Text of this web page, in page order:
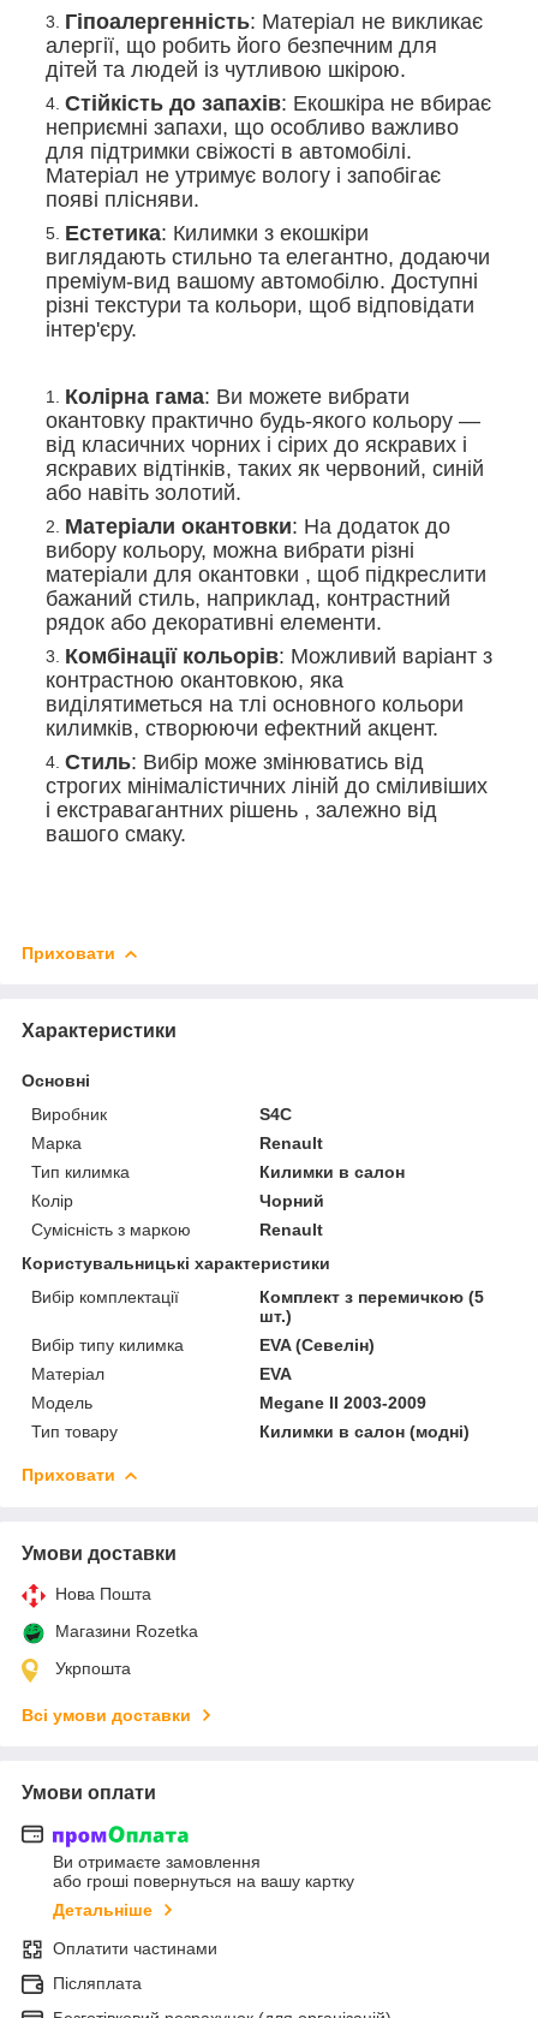
Гіпоалергенність: Матеріал не викликає
алергії, що робить його безпечним для
дітей та людей із чутливою шкірою.
Стійкість до запахів: Екошкіра не вбирає
неприємні запахи, що особливо важливо
для підтримки свіжості в автомобілі.
Матеріал не утримує вологу і запобігає
появі плісняви.
Естетика: Килимки з екошкіри
виглядають стильно та елегантно, додаючи
преміум-вид вашому автомобілю. Доступні
різні текстури та кольори, щоб відповідати
інтер'єру.
Колірна гама: Ви можете вибрати
окантовку практично будь-якого кольору —
від класичних чорних і сірих до яскравих і
яскравих відтінків, таких як червоний, синій
або навіть золотий.
Матеріали окантовки: На додаток до
вибору кольору, можна вибрати різні
матеріали для окантовки , щоб підкреслити
бажаний стиль, наприклад, контрастний
рядок або декоративні елементи.
Комбінації кольорів: Можливий варіант з
контрастною окантовкою, яка
виділятиметься на тлі основного кольори
килимків, створюючи ефектний акцент.
Стиль: Вибір може змінюватись від
строгих мінімалістичних ліній до сміливіших
і екстравагантних рішень , залежно від
вашого смаку.
Приховати
Характеристики
Основні
Виробник
S4C
Марка
Renault
Тип килимка
Килимки в салон
Колір
Чорний
Сумісність з маркою
Renault
Користувальницькі характеристики
Вибір комплектації
Комплект з перемичкою (5
шт.)
Вибір типу килимка
EVA (Севелін)
Матеріал
EVA
Мoдель
Megane II 2003-2009
Тип товару
Килимки в салон (модні)
Приховати
Умови доставки
Нова Пошта
Магазини Rozetka
Укрпошта
Всі умови доставки
Умови оплати
Ви отримаєте замовлення
або гроші повернуться на вашу картку
Детальніше
Оплатити частинами
Післяплата